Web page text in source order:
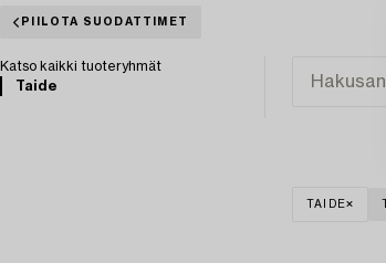
PIILOTA SUODATTIMET
Katso kaikki tuoteryhmät
Taide
TAIDE